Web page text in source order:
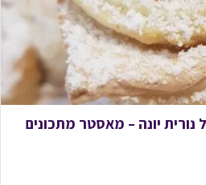
נורית יונה – מאסטר מתכונים